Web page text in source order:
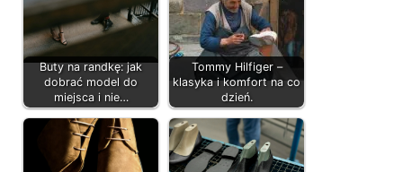
Buty na randkę: jak
dobrać model do
miejsca i nie…
Tommy Hilfiger –
klasyka i komfort na co
dzień.